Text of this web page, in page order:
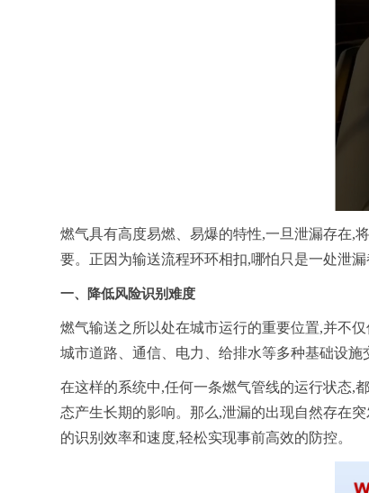
燃气具有高度易燃、易爆的特性,一旦泄漏存在,
要。正因为输送流程环环相扣,哪怕只是一处泄
一、降低风险识别难度
燃气输送之所以处在城市运行的重要位置,并不
城市道路、通信、电力、给排水等多种基础设施
在这样的系统中,任何一条燃气管线的运行状态,
态产生长期的影响。那么,泄漏的出现自然存在
的识别效率和速度,轻松实现事前高效的防控。